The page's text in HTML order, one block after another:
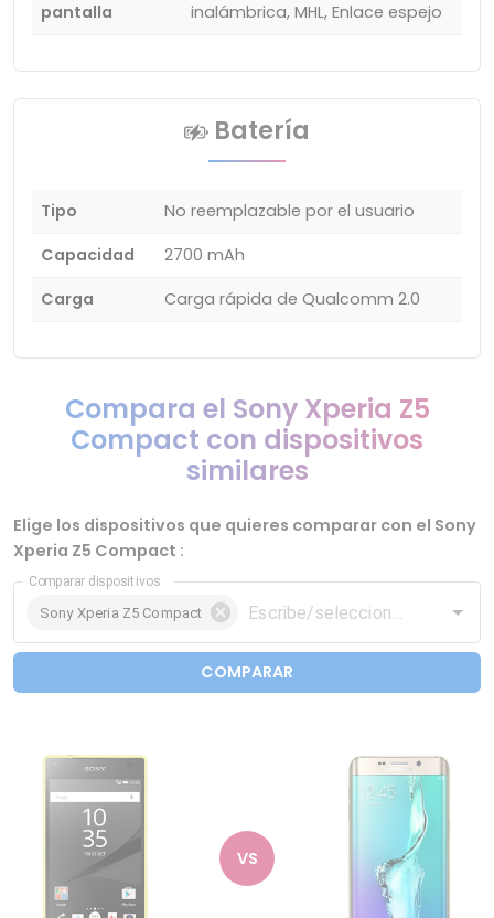
pantalla
inalámbrica, MHL, Enlace espejo
Batería
Tipo
No reemplazable por el usuario
Capacidad
2700 mAh
Carga
Carga rápida de Qualcomm 2.0
Compara el Sony Xperia Z5
Compact con dispositivos
similares
Elige los dispositivos que quieres comparar con el Sony
Xperia Z5 Compact :
Comparar dispositivos
Sony Xperia Z5 Compact
COMPARAR
VS